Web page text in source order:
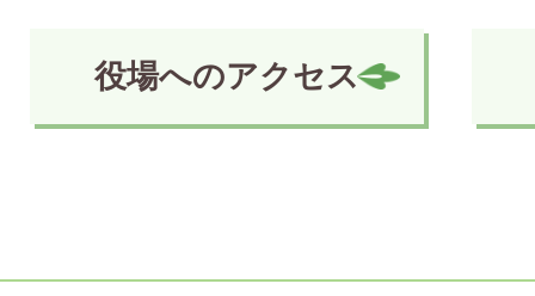
役場へのアクセス